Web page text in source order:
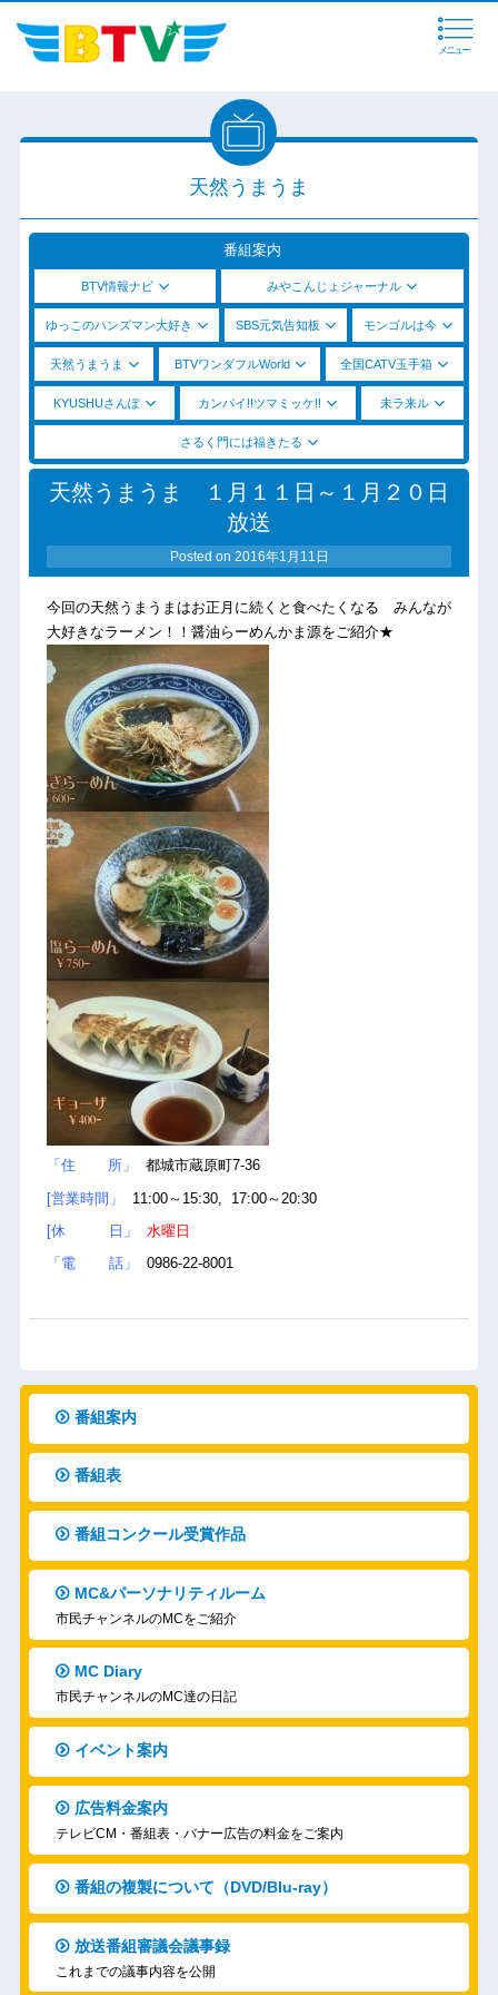
メニュー
天然うまうま
番組案内
BTV情報ナビ みやこんじょジャーナル
ゆっこのハンズマン大好き SBS元気告知板 モンゴルは今
天然うまうま BTVワンダフルWorld 全国CATV玉手箱
KYUSHUさんぽ カンパイ!!ツマミッケ!! 未ラ来ル
さるく門には福きたる
天然うまうま １月１１日～１月２０日
放送
Posted on 2016年1月11日
今回の天然うまうまはお正月に続くと食べたくなる みんなが
大好きなラーメン！！醤油らーめんかま源をご紹介★
「住 所」
都城市蔵原町7-36
[営業時間」
11:00～15:30, 17:00～20:30
[休 日」
水曜日
「電 話」
0986-22-8001
番組案内
番組表
番組コンクール受賞作品
MC&パーソナリティルーム
市民チャンネルのMCをご紹介
MC Diary
市民チャンネルのMC達の日記
イベント案内
広告料金案内
テレビCM・番組表・バナー広告の料金をご案内
番組の複製について（DVD/Blu-ray）
放送番組審議会議事録
これまでの議事内容を公開